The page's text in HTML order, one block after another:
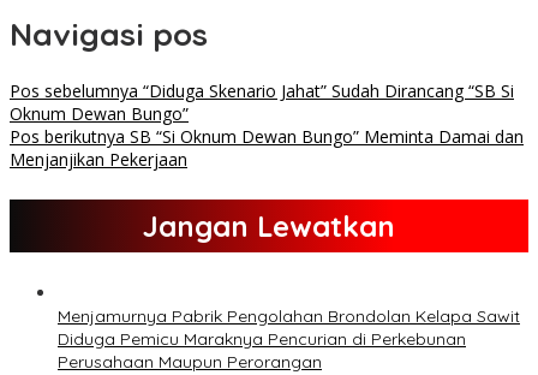
Navigasi pos
Pos sebelumnya “Diduga Skenario Jahat” Sudah Dirancang “SB Si
Oknum Dewan Bungo”
Pos berikutnya SB “Si Oknum Dewan Bungo” Meminta Damai dan
Menjanjikan Pekerjaan
Jangan Lewatkan
Menjamurnya Pabrik Pengolahan Brondolan Kelapa Sawit
Diduga Pemicu Maraknya Pencurian di Perkebunan
Perusahaan Maupun Perorangan